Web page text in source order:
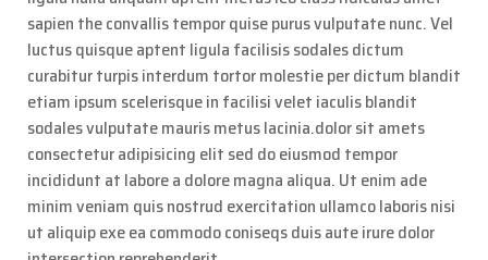
sapien the convallis tempor quise purus vulputate nunc. Vel
luctus quisque aptent ligula facilisis sodales dictum
curabitur turpis interdum tortor molestie per dictum blandit
etiam ipsum scelerisque in facilisi velet iaculis blandit
sodales vulputate mauris metus lacinia.dolor sit amets
consectetur adipisicing elit sed do eiusmod tempor
incididunt at labore a dolore magna aliqua. Ut enim ade
minim veniam quis nostrud exercitation ullamco laboris nisi
ut aliquip exe ea commodo coniseqs duis aute irure dolor